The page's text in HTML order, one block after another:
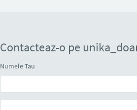
Contacteaz-o pe
Numele Tau